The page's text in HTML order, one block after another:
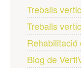
Treballs
Treballs
Blog de